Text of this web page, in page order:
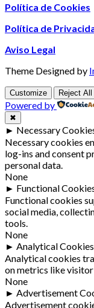
Política de Cookies
Política de
Aviso Legal
Theme Designed by
Customize Reject All
Powered by
✖
► Necessary
Necessary cookies
log-ins and consent
personal data.
None
► Functional
Functional cookies
social media,
tools.
None
► Analytical Cookies
Analytical cookies
on metrics like
None
► Advertisement
Advertisement